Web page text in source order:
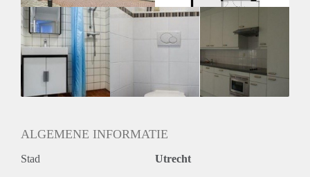
Oplevering
Kaal
ALGEMENE INFORMATIE
Stad Utrecht